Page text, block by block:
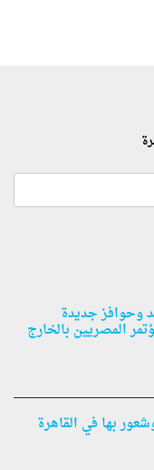
وحوافز جديدة
المصريين بالخارج
بها في القاهرة